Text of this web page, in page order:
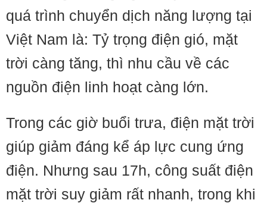
quá trình chuyển dịch năng lượng tại
Việt Nam là: Tỷ trọng điện gió, mặt
trời càng tăng, thì nhu cầu về các
nguồn điện linh hoạt càng lớn.
Trong các giờ buổi trưa, điện mặt trời
giúp giảm đáng kể áp lực cung ứng
điện. Nhưng sau 17h, công suất điện
mặt trời suy giảm rất nhanh, trong khi